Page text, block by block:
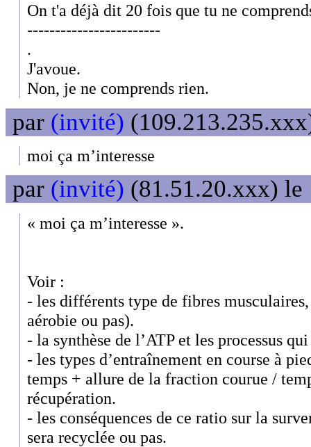
On t'a déjà dit 20 fois que tu ne
------------------------
.
J'avoue.
Non, je ne comprends rien.
par (invité)
moi ça m’interesse
par (invité) (81.51.20.xxx) le
« moi ça m’interesse ».
Voir :
- les différents type de fibres
aérobie ou pas).
- la synthèse de l’ATP et les processus
- les types d’entraînement en course à
temps + allure de la fraction courue /
récupération.
- les conséquences de ce ratio sur la
sera recyclée ou pas.